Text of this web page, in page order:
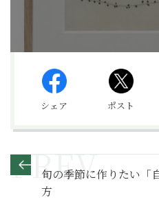
シェア ポスト
旬の季節に作りたい「
方